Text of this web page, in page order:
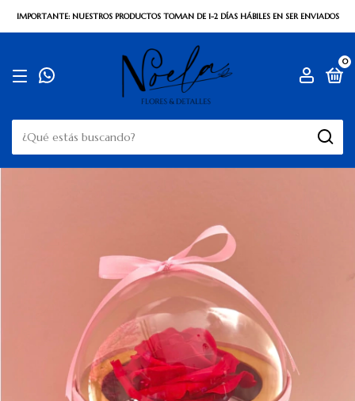
IMPORTANTE: NUESTROS PRODUCTOS TOMAN DE 1-2 DÍAS HÁBILES EN SER ENVIADOS
0